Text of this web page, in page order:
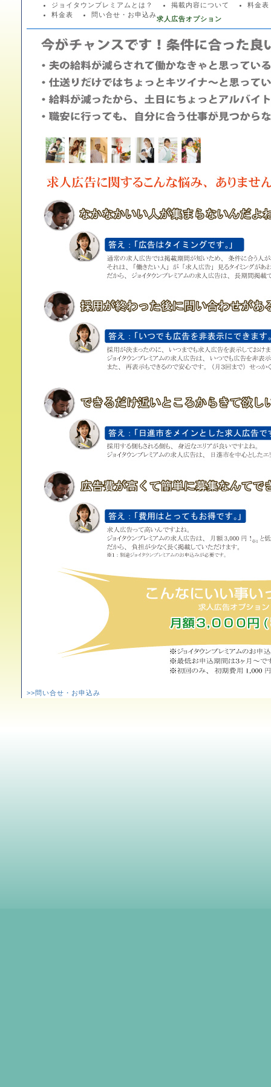
ジョイタウンプレミアムとは？ 掲載内容について
料金表
料金表
問い合せ・お申込み
求人広告オプション
>>問い合せ・お申込み